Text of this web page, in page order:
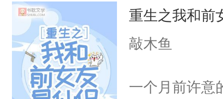
那天，有个师
澜却一脸疑
啊。”3.丹霓
反目成仇。丹
重生之我和前
敲木鱼
一个月前许意